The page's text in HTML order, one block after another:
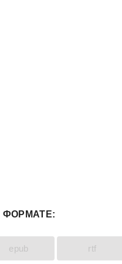
ФОРМАТЕ:
epub rtf